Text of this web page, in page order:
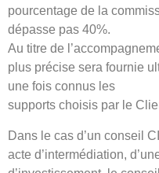
pourcentage de la
dépasse pas 40%.
Au titre de
plus précise sera fournie
une fois connus les
supports choisis par le
Dans le cas d’un conseil
acte d’intermédiation,